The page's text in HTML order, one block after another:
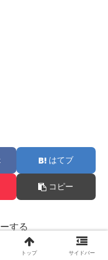
はてブ
コピー
する
トップ サイドバー